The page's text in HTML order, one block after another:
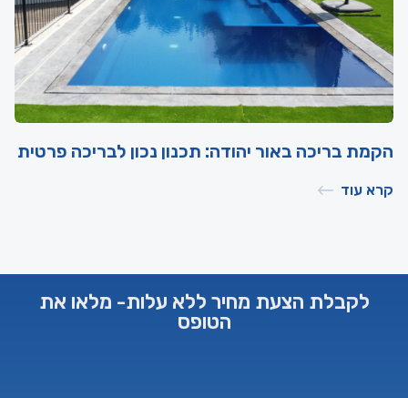
הקמת בריכה באור יהודה: תכנון נכון לבריכה פרטית
קרא עוד
לקבלת הצעת מחיר ללא עלות- מלאו את
הטופס